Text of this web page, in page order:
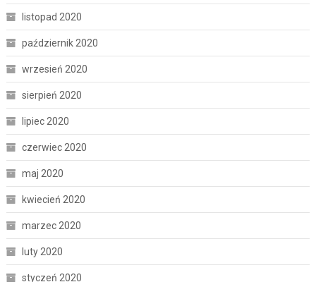
listopad 2020
październik 2020
wrzesień 2020
sierpień 2020
lipiec 2020
czerwiec 2020
maj 2020
kwiecień 2020
marzec 2020
luty 2020
styczeń 2020